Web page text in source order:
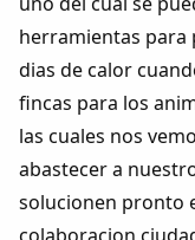
Periódico
Foros
Idiosincrasia
herramientas para
dias de calor
fincas para los
las cuales nos
abastecer a
solucionen pronto